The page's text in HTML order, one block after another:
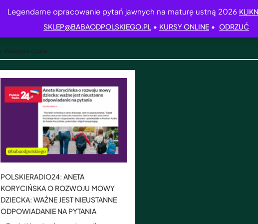
Legendarne opracowanie pytań jawnych na maturę ustną 2026
SKLEP@BABAODPOLSKIEGO.PL • KURSY ONLINE • ODRZUĆ
POLSKIERADIO24: ANETA
KORYCIŃSKA O ROZWOJU MOWY
DZIECKA: WAŻNE JEST NIEUSTANNE
ODPOWIADANIE NA PYTANIA